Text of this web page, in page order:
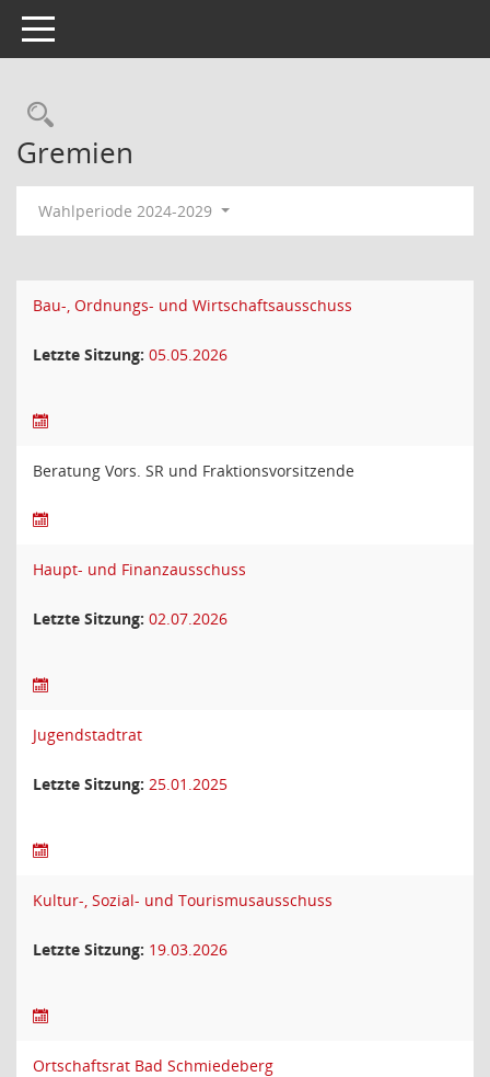
Toggle navigation
Rechercheauswahl
Gremien
Wahlperiode 2024-2029
Bau-, Ordnungs- und Wirtschaftsausschuss
Letzte Sitzung: 05.05.2026
Beratung Vors. SR und Fraktionsvorsitzende
Haupt- und Finanzausschuss
Letzte Sitzung: 02.07.2026
Jugendstadtrat
Letzte Sitzung: 25.01.2025
Kultur-, Sozial- und Tourismusausschuss
Letzte Sitzung: 19.03.2026
Ortschaftsrat Bad Schmiedeberg